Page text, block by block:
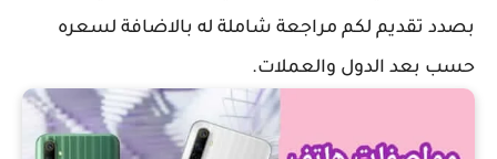
بصدد تقديم لكم مراجعة شاملة له بالاضافة لسعره
حسب بعد الدول والعملات.